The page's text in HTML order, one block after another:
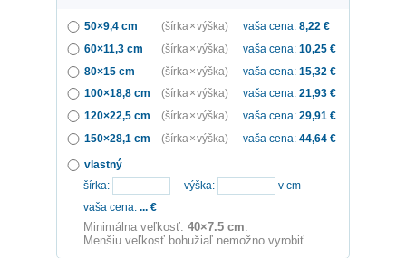
50×9,4 cm (šírka × výška) vaša cena: 8,22 €
60×11,3 cm
(šírka × výška) vaša cena: 10,25 €
80×15 cm
(šírka × výška) vaša cena: 15,32 €
100×18,8 cm
(šírka × výška) vaša cena: 21,93 €
120×22,5 cm
(šírka × výška) vaša cena: 29,91 €
150×28,1 cm
(šírka × výška) vaša cena: 44,64 €
vlastný
šírka:
výška:
v cm
vaša cena: ... €
Minimálna veľkosť: 40×7.5 cm.
Menšiu veľkosť bohužiaľ nemožno vyrobiť.